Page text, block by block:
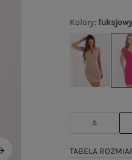
Kolory:fuksjowy
S
TABELA